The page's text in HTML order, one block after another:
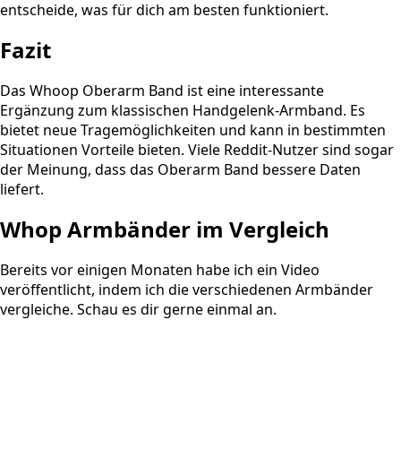
entscheide, was für dich am besten funktioniert.
Fazit
Das Whoop Oberarm Band ist eine interessante
Ergänzung zum klassischen Handgelenk-Armband. Es
bietet neue Tragemöglichkeiten und kann in bestimmten
Situationen Vorteile bieten. Viele Reddit-Nutzer sind sogar
der Meinung, dass das Oberarm Band bessere Daten
liefert.
Whop Armbänder im Vergleich
Bereits vor einigen Monaten habe ich ein Video
veröffentlicht, indem ich die verschiedenen Armbänder
vergleiche. Schau es dir gerne einmal an.